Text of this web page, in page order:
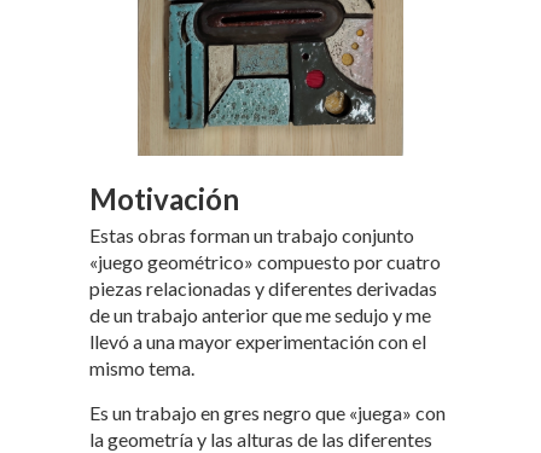
Motivación
Estas obras forman un trabajo conjunto
«juego geométrico» compuesto por cuatro
piezas relacionadas y diferentes derivadas
de un trabajo anterior que me sedujo y me
llevó a una mayor experimentación con el
mismo tema.
Es un trabajo en gres negro que «juega» con
la geometría y las alturas de las diferentes